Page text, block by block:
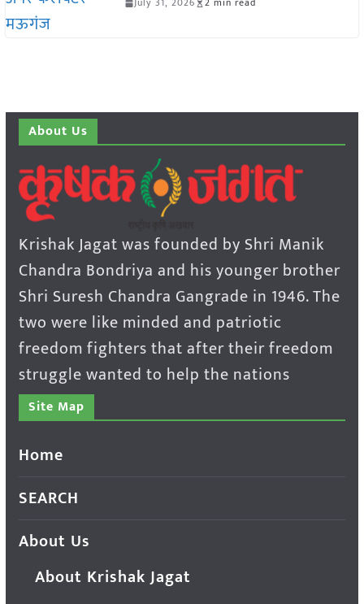
About Us
Krishak Jagat was founded by Shri Manik
Chandra Bondriya and his younger brother
Shri Suresh Chandra Gangrade in 1946. The
two were like minded and patriotic
freedom fighters that after their freedom
struggle wanted to help the nations
Site Map
Home
SEARCH
About Us
About Krishak Jagat